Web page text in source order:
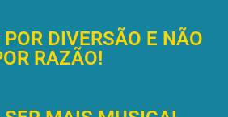
DIVERSÃO E NÃO
RAZÃO!